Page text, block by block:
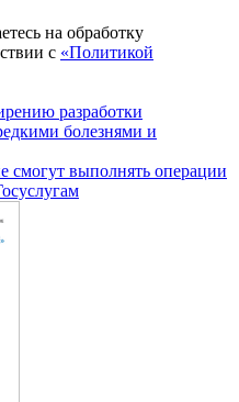
на обработку
с «Политикой
разработки
болезнями и
смогут выполнять операции